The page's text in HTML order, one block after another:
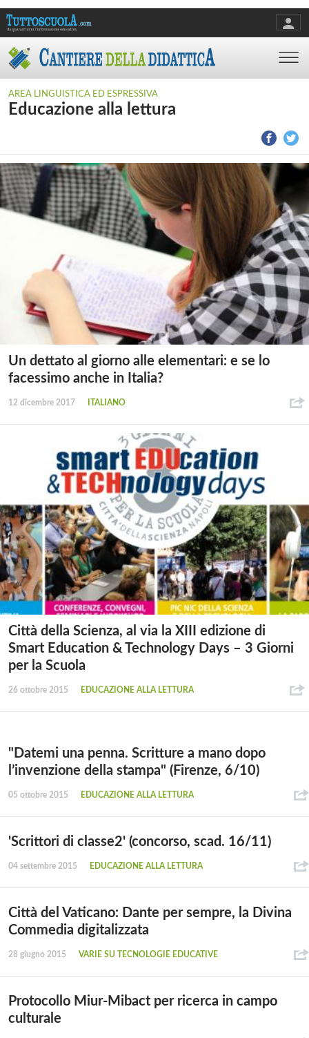
AREA LINGUISTICA ED ESPRESSIVA
Educazione alla lettura
Un dettato al giorno alle elementari: e se lo
facessimo anche in Italia?
12 dicembre 2017 ITALIANO
Città della Scienza, al via la XIII edizione di
Smart Education & Technology Days – 3 Giorni
per la Scuola
26 ottobre 2015 EDUCAZIONE ALLA LETTURA
"Datemi una penna. Scritture a mano dopo
l’invenzione della stampa" (Firenze, 6/10)
05 ottobre 2015 EDUCAZIONE ALLA LETTURA
'Scrittori di classe2' (concorso, scad. 16/11)
04 settembre 2015 EDUCAZIONE ALLA LETTURA
Città del Vaticano: Dante per sempre, la Divina
Commedia digitalizzata
28 giugno 2015 VARIE SU TECNOLOGIE EDUCATIVE
Protocollo Miur-Mibact per ricerca in campo
culturale